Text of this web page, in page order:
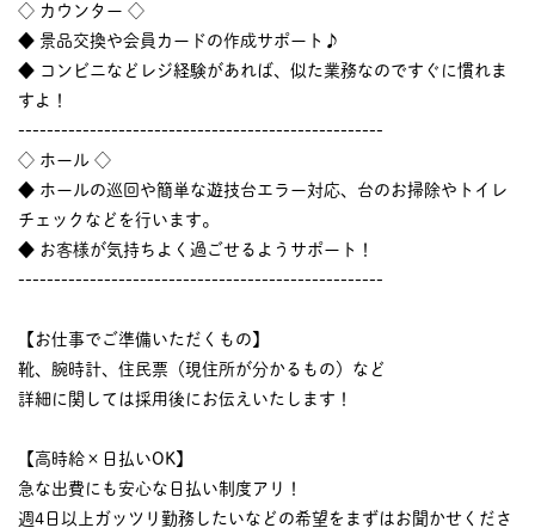
◇ カウンター ◇
◆ 景品交換や会員カードの作成サポート♪
◆ コンビニなどレジ経験があれば、似た業務なのですぐに慣れま
すよ！
---------------------------------------------------
◇ ホール ◇
◆ ホールの巡回や簡単な遊技台エラー対応、台のお掃除やトイレ
チェックなどを行います。
◆ お客様が気持ちよく過ごせるようサポート！
---------------------------------------------------
【お仕事でご準備いただくもの】
靴、腕時計、住民票（現住所が分かるもの）など
詳細に関しては採用後にお伝えいたします！
【高時給×日払いOK】
急な出費にも安心な日払い制度アリ！
週4日以上ガッツリ勤務したいなどの希望をまずはお聞かせくださ